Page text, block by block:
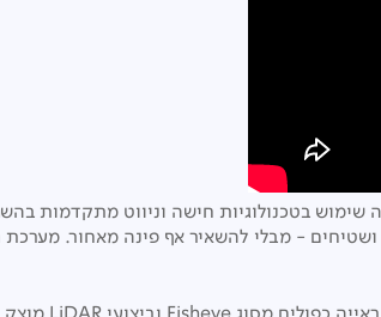
- מבלי להשאיר אף פינה מאחור.